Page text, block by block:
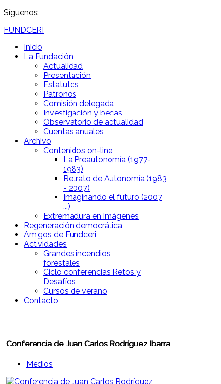
Síguenos:
FUNDCERI
Inicio
La Fundación
Actualidad
Presentación
Estatutos
Patronos
Comisión delegada
Investigación y becas
Observatorio de actualidad
Cuentas anuales
Archivo
Contenidos on-line
La Preautonomía (1977-
1983)
Retrato de Autonomía (1983
- 2007)
Imaginando el futuro (2007
...)
Extremadura en imágenes
Regeneración democrática
Amigos de Fundceri
Actividades
Grandes incendios
forestales
Ciclo conferencias Retos y
Desafíos
Cursos de verano
Contacto
Conferencia de Juan Carlos Rodríguez Ibarra
Medios